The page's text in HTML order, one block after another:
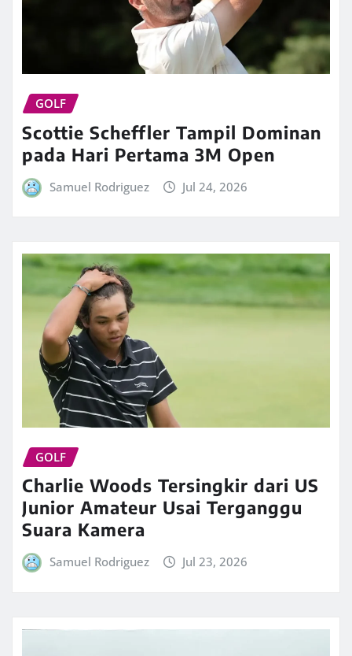
GOLF
Scottie Scheffler Tampil Dominan
pada Hari Pertama 3M Open
Samuel Rodriguez Jul 24, 2026
GOLF
Charlie Woods Tersingkir dari US
Junior Amateur Usai Terganggu
Suara Kamera
Samuel Rodriguez Jul 23, 2026